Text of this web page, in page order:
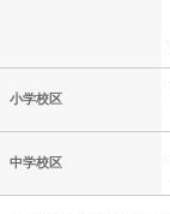
小学校区
中学校区